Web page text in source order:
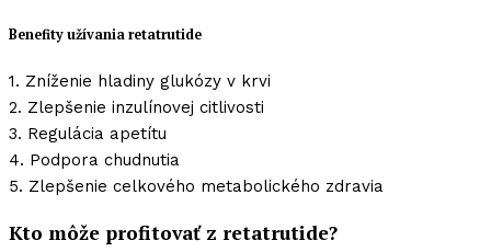
Benefity užívania retatrutide
1. Zníženie hladiny glukózy v krvi
2. Zlepšenie inzulínovej citlivosti
3. Regulácia apetítu
4. Podpora chudnutia
5. Zlepšenie celkového metabolického zdravia
Kto môže profitovať z retatrutide?